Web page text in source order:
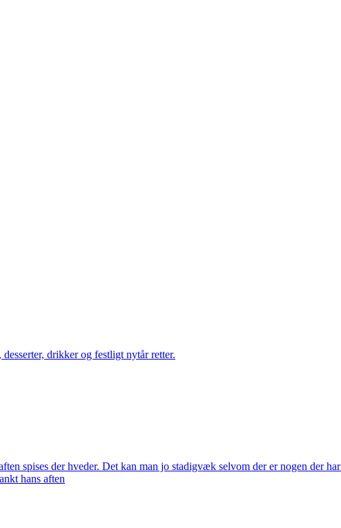
desserter, drikker og festligt nytår retter.
spises der hveder. Det kan man jo stadigvæk selvom der er nogen der
hans aften